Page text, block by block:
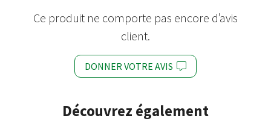
Ce produit ne comporte pas encore d’avis
client.
DONNER VOTRE AVIS
Découvrez également